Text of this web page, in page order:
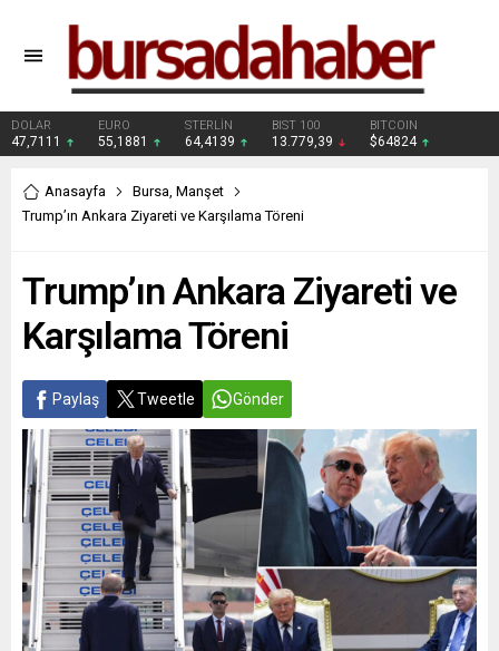
DOLAR
47,7111
EURO
55,1881
STERLİN
64,4139
BIST 100
13.779,39
BITCOIN
$64824
Anasayfa Bursa, Manşet
Trump’ın Ankara Ziyareti ve Karşılama Töreni
Trump’ın Ankara Ziyareti ve
Karşılama Töreni
Paylaş Tweetle Gönder